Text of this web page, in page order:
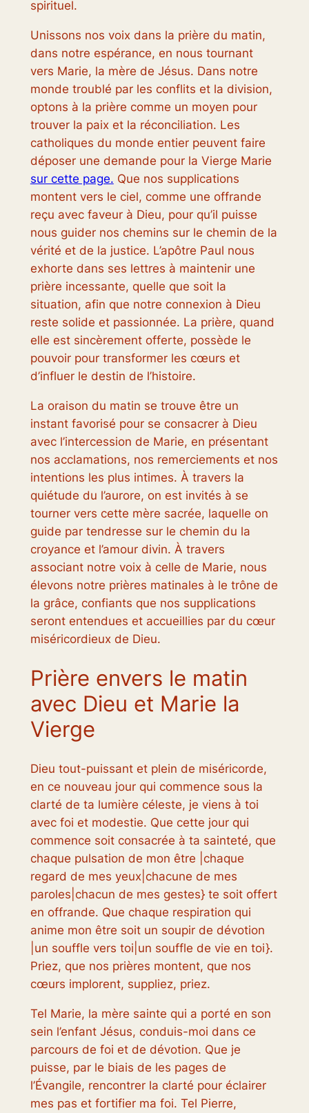
spirituel.
Unissons nos voix dans la prière du matin,
dans notre espérance, en nous tournant
vers Marie, la mère de Jésus. Dans notre
monde troublé par les conflits et la division,
optons à la prière comme un moyen pour
trouver la paix et la réconciliation. Les
catholiques du monde entier peuvent faire
déposer une demande pour la Vierge Marie
sur cette page. Que nos supplications
montent vers le ciel, comme une offrande
reçu avec faveur à Dieu, pour qu’il puisse
nous guider nos chemins sur le chemin de la
vérité et de la justice. L’apôtre Paul nous
exhorte dans ses lettres à maintenir une
prière incessante, quelle que soit la
situation, afin que notre connexion à Dieu
reste solide et passionnée. La prière, quand
elle est sincèrement offerte, possède le
pouvoir pour transformer les cœurs et
d’influer le destin de l’histoire.
La oraison du matin se trouve être un
instant favorisé pour se consacrer à Dieu
avec l’intercession de Marie, en présentant
nos acclamations, nos remerciements et nos
intentions les plus intimes. À travers la
quiétude du l’aurore, on est invités à se
tourner vers cette mère sacrée, laquelle on
guide par tendresse sur le chemin du la
croyance et l’amour divin. À travers
associant notre voix à celle de Marie, nous
élevons notre prières matinales à le trône de
la grâce, confiants que nos supplications
seront entendues et accueillies par du cœur
miséricordieux de Dieu.
Prière envers le matin
avec Dieu et Marie la
Vierge
Dieu tout-puissant et plein de miséricorde,
en ce nouveau jour qui commence sous la
clarté de ta lumière céleste, je viens à toi
avec foi et modestie. Que cette jour qui
commence soit consacrée à ta sainteté, que
chaque pulsation de mon être |chaque
regard de mes yeux|chacune de mes
paroles|chacun de mes gestes} te soit offert
en offrande. Que chaque respiration qui
anime mon être soit un soupir de dévotion
|un souffle vers toi|un souffle de vie en toi}.
Priez, que nos prières montent, que nos
cœurs implorent, suppliez, priez.
Tel Marie, la mère sainte qui a porté en son
sein l’enfant Jésus, conduis-moi dans ce
parcours de foi et de dévotion. Que je
puisse, par le biais de les pages de
l’Évangile, rencontrer la clarté pour éclairer
mes pas et fortifier ma foi. Tel Pierre,